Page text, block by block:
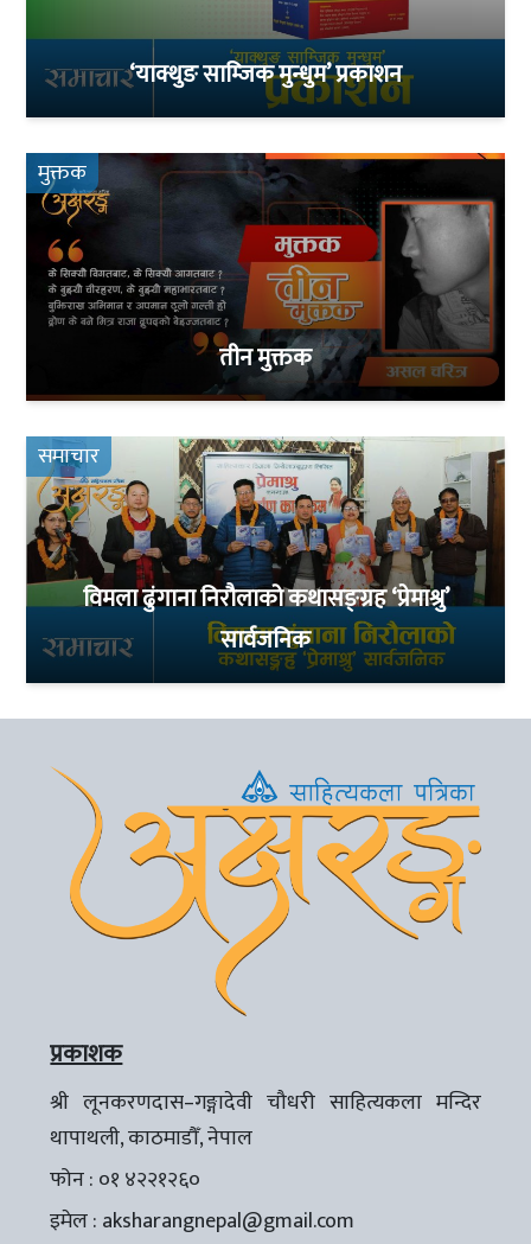
‘याक्थुङ साम्जिक मुन्धुम’ प्रकाशन
मुक्तक
तीन मुक्तक
समाचार
विमला ढुंगाना निरौलाको कथासङ्ग्रह ‘प्रेमाश्रु’
सार्वजनिक
प्रकाशक
श्री लूनकरणदास–गङ्गादेवी चौधरी साहित्यकला मन्दिर
थापाथली, काठमाडौँ, नेपाल
फोन : ०१ ४२२१२६०
इमेल : aksharangnepal@gmail.com